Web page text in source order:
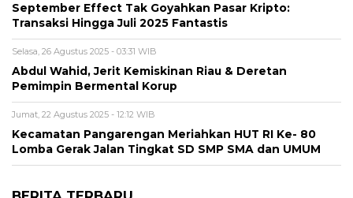
September Effect Tak Goyahkan Pasar Kripto:
Transaksi Hingga Juli 2025 Fantastis
Selasa, 26 Agustus 2025 - 03:31 WIB
Abdul Wahid, Jerit Kemiskinan Riau & Deretan
Pemimpin Bermental Korup
Jumat, 22 Agustus 2025 - 12:12 WIB
Kecamatan Pangarengan Meriahkan HUT RI Ke- 80
Lomba Gerak Jalan Tingkat SD SMP SMA dan UMUM